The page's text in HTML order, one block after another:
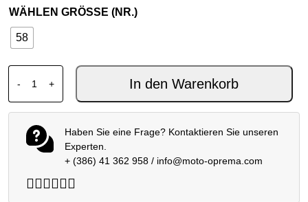
WÄHLEN GRÖSSE (NR.)
58
-
DAINESE TONALE D-DRY JACKE GLETSCHER GRAU
+ In den Warenkorb
Haben Sie eine Frage? Kontaktieren Sie unseren
Experten.
+ (386) 41 362 958/ info@moto-oprema.com